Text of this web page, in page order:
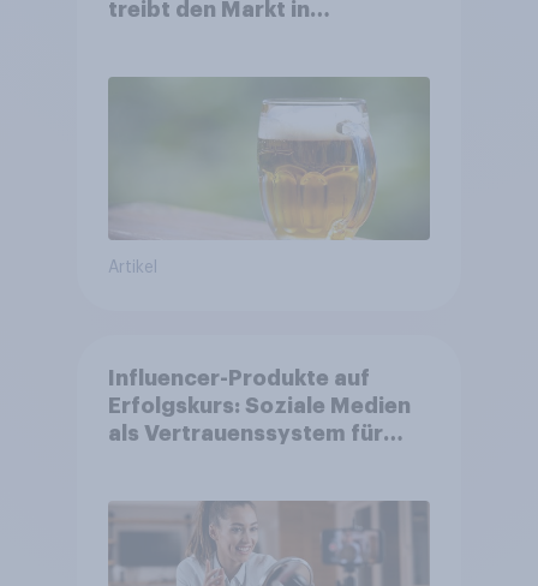
treibt den Markt in
Artikel
Influencer-Produkte auf
Erfolgskurs: Soziale Medien
als Vertrauenssystem für